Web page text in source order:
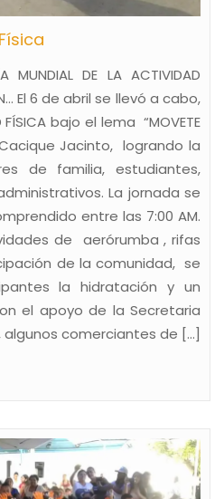
MUNDIAL DE LA ACTIVIDAD
El 6 de abril se llevó a cabo,
bajo el lema “MOVETE
Jacinto, logrando la
de familia, estudiantes,
La jornada se
entre las 7:00 AM.
de aerórumba , rifas
de la comunidad, se
la hidratación y un
el apoyo de la Secretaria
algunos comerciantes de [...]